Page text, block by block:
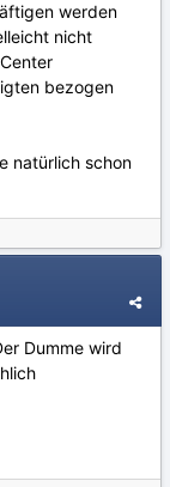
werden
nicht
bezogen
natürlich schon
Dumme wird